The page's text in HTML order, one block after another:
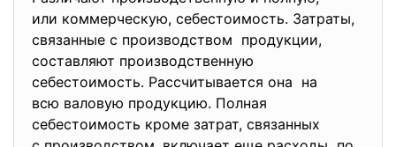
или коммерческую, себестоимость. Затраты,
связанные с производством продукции,
составляют производственную
себестоимость. Рассчитывается она на
всю валовую продукцию. Полная
себестоимость кроме затрат, связанных